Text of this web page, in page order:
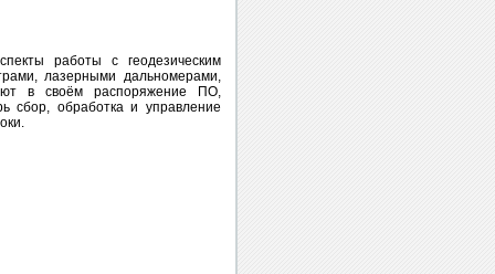
работы с геодезическим
лазерными дальномерами,
в своём распоряжение ПО,
сбор, обработка и управление